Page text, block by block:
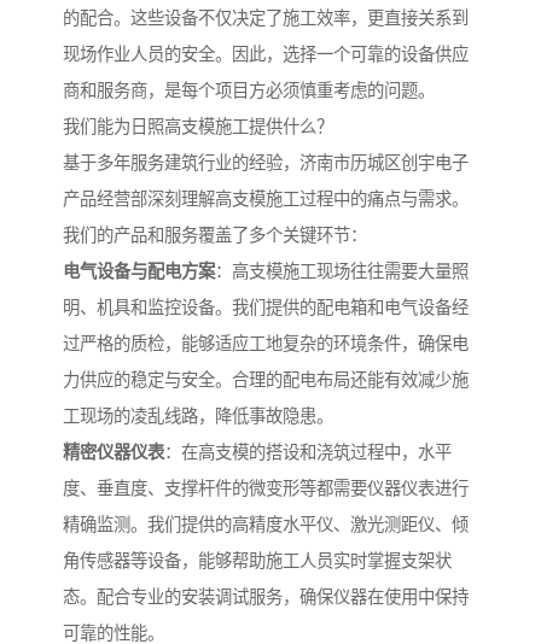
的配合。这些设备不仅决定了施工效率，更直接关系到
现场作业人员的安全。因此，选择一个可靠的设备供应
商和服务商，是每个项目方必须慎重考虑的问题。
我们能为日照高支模施工提供什么？
基于多年服务建筑行业的经验，济南市历城区创宇电子
产品经营部深刻理解高支模施工过程中的痛点与需求。
我们的产品和服务覆盖了多个关键环节：
电气设备与配电方案：高支模施工现场往往需要大量照
明、机具和监控设备。我们提供的配电箱和电气设备经
过严格的质检，能够适应工地复杂的环境条件，确保电
力供应的稳定与安全。合理的配电布局还能有效减少施
工现场的凌乱线路，降低事故隐患。
精密仪器仪表：在高支模的搭设和浇筑过程中，水平
度、垂直度、支撑杆件的微变形等都需要仪器仪表进行
精确监测。我们提供的高精度水平仪、激光测距仪、倾
角传感器等设备，能够帮助施工人员实时掌握支架状
态。配合专业的安装调试服务，确保仪器在使用中保持
可靠的性能。